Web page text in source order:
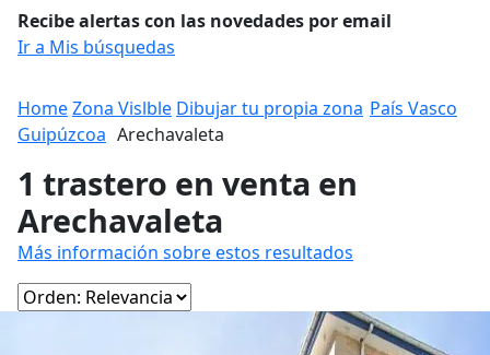
Recibe alertas con las novedades por email
Ir a Mis búsquedas
HomeZona Vislble Dibujar tu propia zona País Vasco
Guipúzcoa Arechavaleta
1 trastero en venta en
Arechavaleta
Más información sobre estos resultados